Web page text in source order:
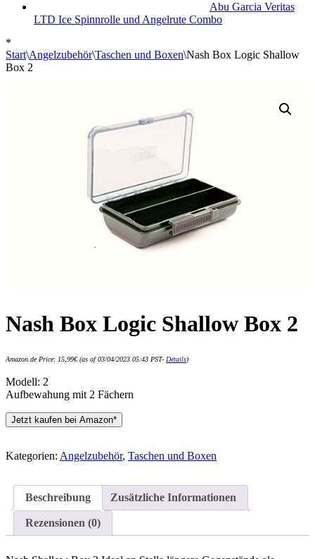
Abu Garcia Veritas
LTD Ice Spinnrolle und Angelrute Combo
*
Start\Angelzubehör\Taschen und Boxen\Nash Box Logic Shallow
Box 2
Nash Box Logic Shallow Box 2
Amazon.de Price: 15,99€(as of 03/04/2023 05:43 PST- Details)
Modell: 2
Aufbewahung mit 2 Fächern
Jetzt kaufen bei Amazon*
Kategorien: Angelzubehör, Taschen und Boxen
Beschreibung Zusätzliche Informationen
Rezensionen (0)